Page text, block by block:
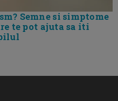
Semne si simptome
te pot ajuta sa iti